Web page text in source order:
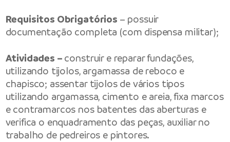
Requisitos Obrigatórios – possuir
documentação completa (com dispensa militar);
Atividades – construir e reparar fundações,
utilizando tijolos, argamassa de reboco e
chapisco; assentar tijolos de vários tipos
utilizando argamassa, cimento e areia, fixa marcos
e contramarcos nos batentes das aberturas e
verifica o enquadramento das peças, auxiliar no
trabalho de pedreiros e pintores.